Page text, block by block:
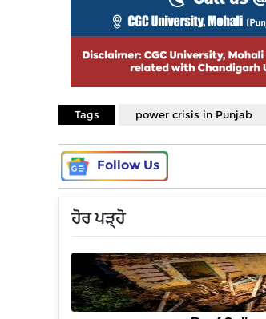
Tags power crisis in Punjab
Follow Us
ਹੋਰ ਪੜ੍ਹੋ